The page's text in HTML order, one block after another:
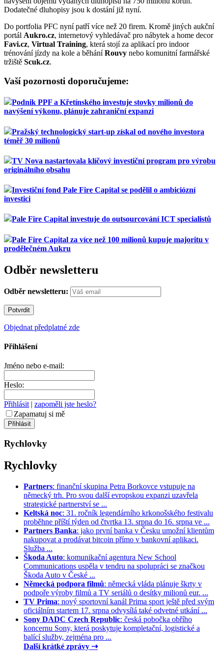
Dodatečné dluhopisy jsou k dostání již nyní.
Do portfolia PFC nyní patří více než 20 firem. Kromě jiných aukční
portál Aukro.cz, internetový vyhledávač pro nábytek a home decor
Favi.cz, Virtual Training, která stojí za aplikací pro indoor
trénování jízdy na kole a běháníRouvy nebo komunitní farmářské
tržiště Scuk.cz.
Vaší pozornosti doporučujeme:
Podnik PPF a Křetínského investuje stovky milionů do
navýšení výkonu, plánuje zahraniční expanzi
Pražský technologický start-up získal od nového investora
téměř 30 milionů
TV Nova nastartovala klíčový investiční program pro výrobu
originálního obsahu
Investiční fond Pale Fire Capital se podělil o ambiciózní
investici
Pale Fire Capital investuje do outsourcování ICT specialistů
Pale Fire Capital za více než 100 milionů kupuje majoritu v
prodělečném Aukru
Odběr newsletteru
Odběr newsletteru:
Objednat předplatné zde
Přihlášení
Jméno nebo e-mail:
Heslo:
Přihlásit| zapoměli jste heslo?
Zapamatuj si mě
Rychlovky
Rychlovky
Partners: finanční skupina Petra Borkovce vstupuje na
německý trh. Pro svou další evropskou expanzi uzavřela
strategické partnerství se ...
Keltská noc: 31. ročník legendárního krkonošského festivalu
proběhne příští týden od čtvrtka 13. srpna do 16. srpna ve ...
Partners Banka: jako první banka v Česku umožní klientům
nakupovat a prodávat bitcoin přímo v bankovní aplikaci.
Služba ...
Škoda Auto: komunikační agentura New School
Communications uspěla v tendru na spolupráci se značkou
Škoda Auto v České ...
Německá podpora filmů: německá vláda plánuje škrty v
podpoře výroby filmů a TV seriálů o desítky milionů eur. ...
TV Prima: nový sportovní kanál Prima sport ještě před svým
oficiálním startem 17. srpna odvysílá také odvetné utkání ...
Sony DADC Czech Republic: česká pobočka obřího
koncernu Sony, která poskytuje kompletační, logistické a
balící služby, zejména pro ...
Další krátké zprávy ⇢